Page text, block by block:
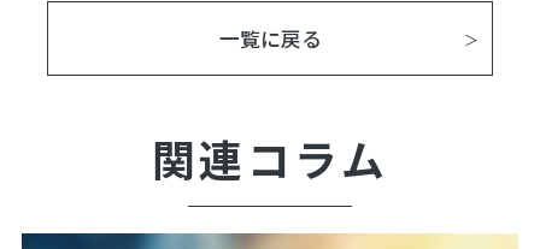
一覧に戻る
関連コラム